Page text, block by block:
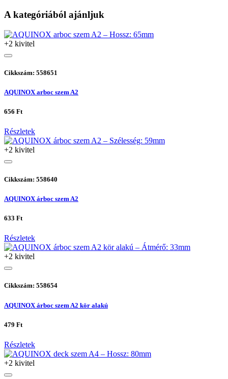
A kategóriából ajánljuk
+2 kivitel
Cikkszám: 558651
AQUINOX arboc szem A2
656 Ft
Részletek
+2 kivitel
Cikkszám: 558640
AQUINOX árboc szem A2
633 Ft
Részletek
+2 kivitel
Cikkszám: 558654
AQUINOX árboc szem A2 kör alakú
479 Ft
Részletek
+2 kivitel